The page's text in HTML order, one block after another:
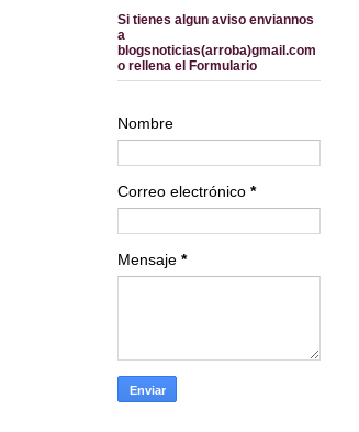
Si tienes algun aviso enviannos
a
blogsnoticias(arroba)gmail.com
o rellena el Formulario
Nombre
Correo electrónico *
Mensaje *